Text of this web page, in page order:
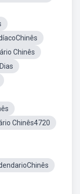
Chinês
Chinês4720